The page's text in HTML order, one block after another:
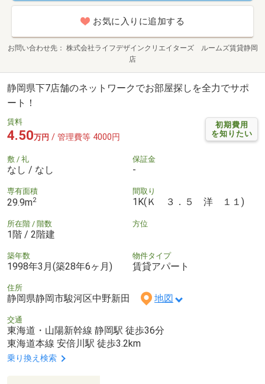
お気に入りに追加する
お問い合わせ先
株式会社ライフデザインクリエイターズ ルームズ賃貸静岡
店
静岡県下7店舗のネットワークでお部屋探しを全力でサポ
ート！
初期費用
を知りたい
賃料
4.50万円 / 管理費等 4000円
敷 / 礼
なし / なし
保証金
-
専有面積
29.9m2
間取り
1K(Ｋ ３．５ 洋 １１)
所在階 / 階数
1階 / 2階建
方位
築年数
1998年3月(築28年6ヶ月)
物件タイプ
賃貸アパート
住所
静岡県静岡市駿河区中野新田 地図
交通
東海道・山陽新幹線 静岡駅 徒歩36分
東海道本線 安倍川駅 徒歩3.2km
乗り換え検索